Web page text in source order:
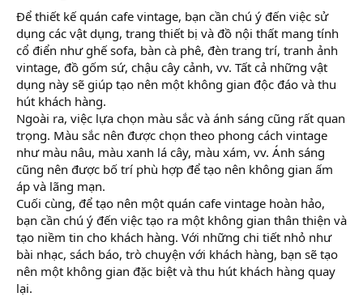
Để thiết kế quán cafe vintage, bạn cần chú ý đến việc sử
dụng các vật dụng, trang thiết bị và đồ nội thất mang tính
cổ điển như ghế sofa, bàn cà phê, đèn trang trí, tranh ảnh
vintage, đồ gốm sứ, chậu cây cảnh, vv. Tất cả những vật
dụng này sẽ giúp tạo nên một không gian độc đáo và thu
hút khách hàng.
Ngoài ra, việc lựa chọn màu sắc và ánh sáng cũng rất quan
trọng. Màu sắc nên được chọn theo phong cách vintage
như màu nâu, màu xanh lá cây, màu xám, vv. Ánh sáng
cũng nên được bố trí phù hợp để tạo nên không gian ấm
áp và lãng mạn.
Cuối cùng, để tạo nên một quán cafe vintage hoàn hảo,
bạn cần chú ý đến việc tạo ra một không gian thân thiện và
tạo niềm tin cho khách hàng. Với những chi tiết nhỏ như
bài nhạc, sách báo, trò chuyện với khách hàng, bạn sẽ tạo
nên một không gian đặc biệt và thu hút khách hàng quay
lại.